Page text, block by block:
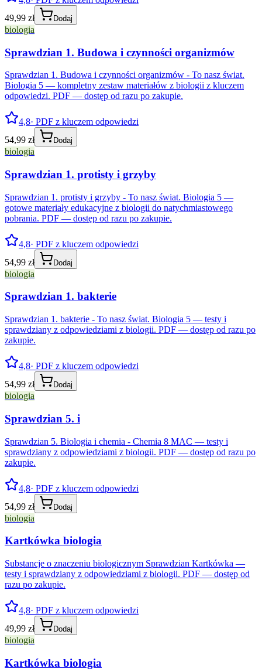
49,99 zł
Dodaj
biologia
Sprawdzian 1. Budowa i czynności organizmów
Sprawdzian 1. Budowa i czynności organizmów - To nasz świat.
Biologia 5 — kompletny zestaw materiałów z biologii z kluczem
odpowiedzi. PDF — dostęp od razu po zakupie.
4,8· PDF z kluczem odpowiedzi
54,99 zł
Dodaj
biologia
Sprawdzian 1. protisty i grzyby
Sprawdzian 1. protisty i grzyby - To nasz świat. Biologia 5 —
gotowe materiały edukacyjne z biologii do natychmiastowego
pobrania. PDF — dostęp od razu po zakupie.
4,8· PDF z kluczem odpowiedzi
54,99 zł
Dodaj
biologia
Sprawdzian 1. bakterie
Sprawdzian 1. bakterie - To nasz świat. Biologia 5 — testy i
sprawdziany z odpowiedziami z biologii. PDF — dostęp od razu po
zakupie.
4,8· PDF z kluczem odpowiedzi
54,99 zł
Dodaj
biologia
Sprawdzian 5. i
Sprawdzian 5. Biologia i chemia - Chemia 8 MAC — testy i
sprawdziany z odpowiedziami z biologii. PDF — dostęp od razu po
zakupie.
4,8· PDF z kluczem odpowiedzi
54,99 zł
Dodaj
biologia
Kartkówka biologia
Substancje o znaczeniu biologicznym Sprawdzian Kartkówka —
testy i sprawdziany z odpowiedziami z biologii. PDF — dostęp od
razu po zakupie.
4,8· PDF z kluczem odpowiedzi
49,99 zł
Dodaj
biologia
Kartkówka biologia